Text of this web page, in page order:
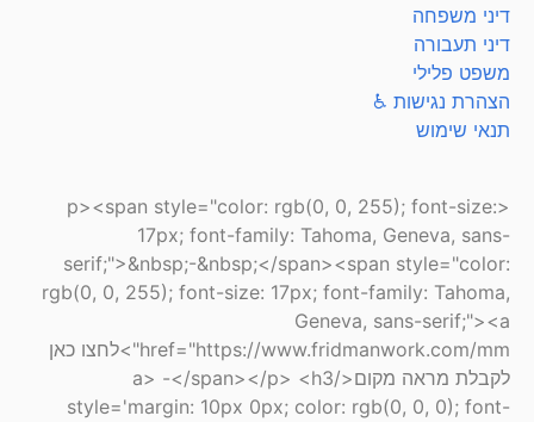
דיני משפחה
דיני תעבורה
משפט פלילי
הצהרת נגישות ♿
תנאי שימוש
<p><span style="color: rgb(0, 0, 255); font-size:
17px; font-family: Tahoma, Geneva, sans-
serif;">&nbsp;-&nbsp;</span><span style="color:
rgb(0, 0, 255); font-size: 17px; font-family: Tahoma,
Geneva, sans-serif;"><a
href="https://www.fridmanwork.com/mm">לחצו כאן
לקבלת מראה מקום</a> -</span></p> <h3
style='margin: 10px 0px; color: rgb(0, 0, 0); font-